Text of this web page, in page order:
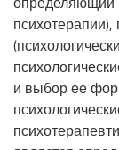
психотерапии),
и выбор ее